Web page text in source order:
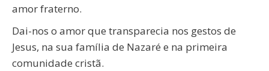
amor fraterno.
Dai-nos o amor que transparecia nos gestos de
Jesus, na sua família de Nazaré e na primeira
comunidade cristã.